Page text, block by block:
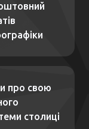
про свою
столиці